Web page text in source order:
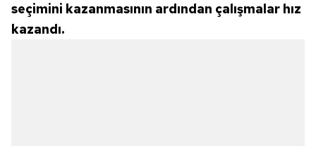
seçimini kazanmasının ardından çalışmalar hız
kazandı.